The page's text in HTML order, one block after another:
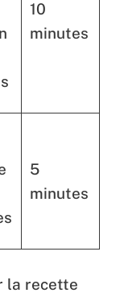
10
minutes
5
minutes
la recette